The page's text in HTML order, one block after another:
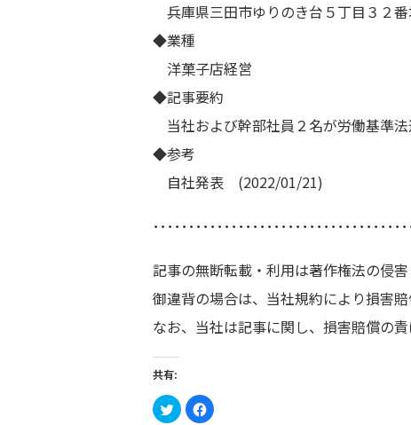
兵庫県三田市ゆりのき台５丁目３２番
◆業種
洋菓子店経営
◆記事要約
当社および幹部社員２名が労働基準
◆参考
自社発表 (2022/01/21)
･･･････････････････････････････････
記事の無断転載・利用は著作権法の侵害
御違背の場合は、当社規約により損害
なお、当社は記事に関し、損害賠償の責
共有:
ク
リ
Facebook
で